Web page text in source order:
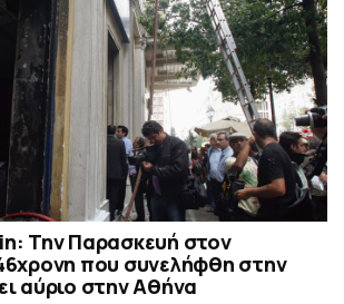
Την Παρασκευή στον
που συνελήφθη στην
αύριο στην Αθήνα